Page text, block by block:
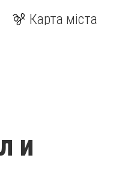
Карта міста
и